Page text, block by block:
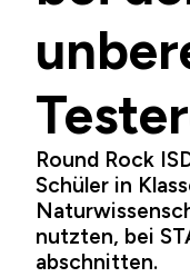
Round Rock
Schüler in
nutzten, bei
abschnitten.